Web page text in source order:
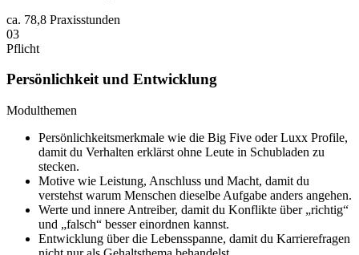
ca. 78,8 Praxisstunden
03
Pflicht
Persönlichkeit und Entwicklung
Modulthemen
Persönlichkeitsmerkmale wie die Big Five oder Luxx Profile,
damit du Verhalten erklärst ohne Leute in Schubladen zu
stecken.
Motive wie Leistung, Anschluss und Macht, damit du
verstehst warum Menschen dieselbe Aufgabe anders angehen.
Werte und innere Antreiber, damit du Konflikte über „richtig“
und „falsch“ besser einordnen kannst.
Entwicklung über die Lebensspanne, damit du Karrierefragen